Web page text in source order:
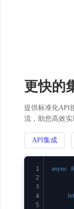
更快的
提供标准化API
流，助您高效
API集成
1
2
3
4
5
async
let